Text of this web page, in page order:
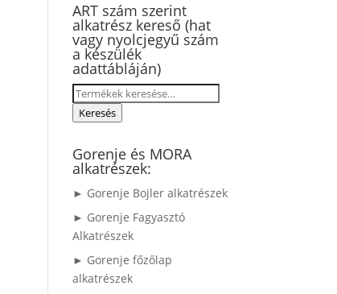
ART szám szerint
alkatrész kereső (hat
vagy nyolcjegyű szám
a készülék
adattábláján)
Keresés
a Keresés
Gorenje és MORA
alkatrészek:
► Gorenje Bojler alkatrészek
► Gorenje Fagyasztó
Alkatrészek
► Gorenje főzőlap
alkatrészek